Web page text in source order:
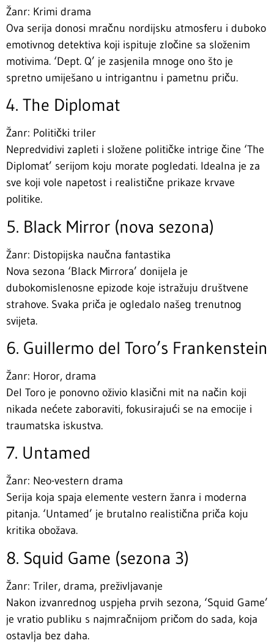
Žanr: Krimi drama
Ova serija donosi mračnu nordijsku atmosferu i duboko
emotivnog detektiva koji ispituje zločine sa složenim
motivima. ‘Dept. Q’ je zasjenila mnoge ono što je
spretno umiješano u intrigantnu i pametnu priču.
4. The Diplomat
Žanr: Politički triler
Nepredvidivi zapleti i složene političke intrige čine ‘The
Diplomat’ serijom koju morate pogledati. Idealna je za
sve koji vole napetost i realistične prikaze krvave
politike.
5. Black Mirror (nova sezona)
Žanr: Distopijska naučna fantastika
Nova sezona ‘Black Mirrora’ donijela je
dubokomislenosne epizode koje istražuju društvene
strahove. Svaka priča je ogledalo našeg trenutnog
svijeta.
6. Guillermo del Toro’s Frankenstein
Žanr: Horor, drama
Del Toro je ponovno oživio klasični mit na način koji
nikada nećete zaboraviti, fokusirajući se na emocije i
traumatska iskustva.
7. Untamed
Žanr: Neo-vestern drama
Serija koja spaja elemente vestern žanra i moderna
pitanja. ‘Untamed’ je brutalno realistična priča koju
kritika obožava.
8. Squid Game (sezona 3)
Žanr: Triler, drama, preživljavanje
Nakon izvanrednog uspjeha prvih sezona, ‘Squid Game’
je vratio publiku s najmračnijom pričom do sada, koja
ostavlja bez daha.